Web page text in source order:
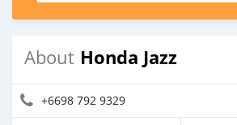
About Honda Jazz
+6698 792 9329